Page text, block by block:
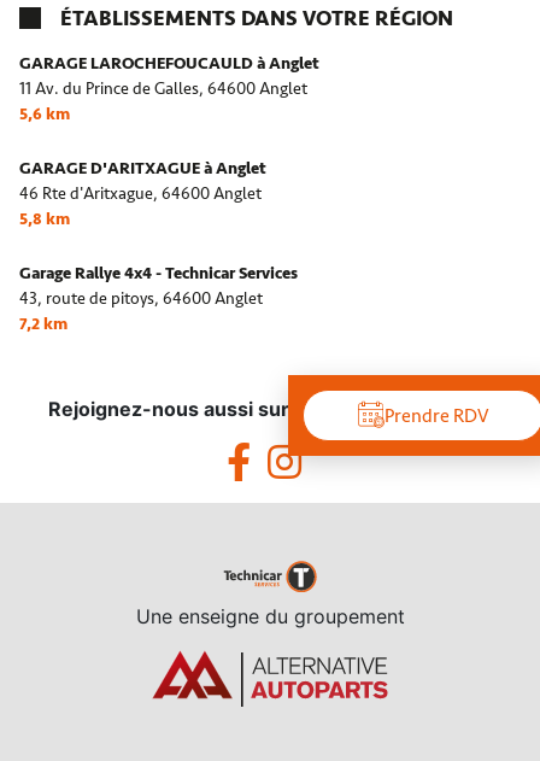
ÉTABLISSEMENTS DANS VOTRE RÉGION
GARAGE LAROCHEFOUCAULD à Anglet
11 Av. du Prince de Galles, 64600 Anglet
5,6 km
GARAGE D'ARITXAGUE à Anglet
46 Rte d'Aritxague, 64600 Anglet
5,8 km
Garage Rallye 4x4 - Technicar Services
43, route de pitoys, 64600 Anglet
7,2 km
Prendre RDV
Rejoignez-nous aussi sur les réseaux sociaux !
Une enseigne du groupement